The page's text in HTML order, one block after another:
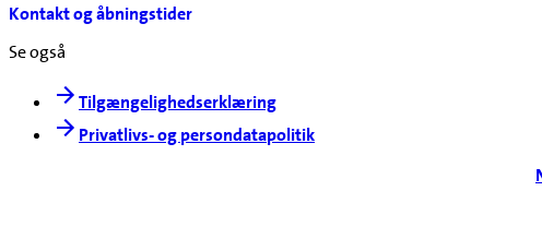
Kontakt og åbningstider
Se også
Tilgængelighedserklæring
Privatlivs- og persondatapolitik